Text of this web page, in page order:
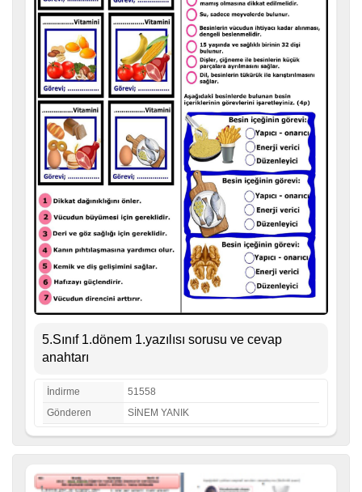
5.Sınıf 1.dönem 1.yazılısı sorusu ve cevap
anahtarı
İndirme
51558
Gönderen
SİNEM YANIK